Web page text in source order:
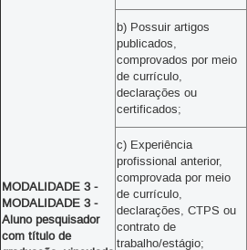
MODALIDADE 3 -
MODALIDADE 3 -
Aluno pesquisador
com título de
b) Possuir artigos
publicados,
comprovados por meio
de currículo,
declarações ou
certificados;
c) Experiência
profissional anterior,
comprovada por meio
de currículo,
declarações, CTPS ou
contrato de
trabalho/estágio;